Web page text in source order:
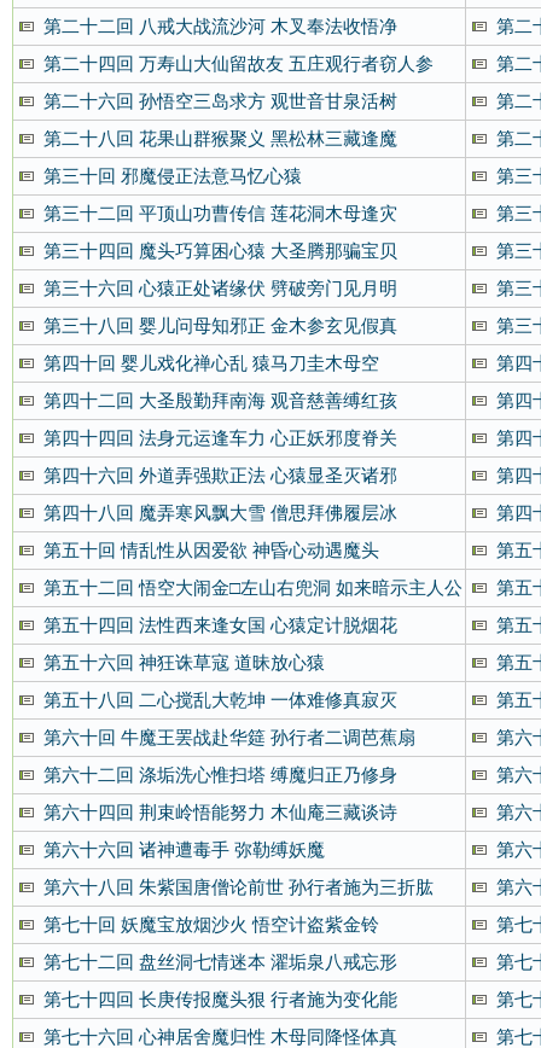
第二十二回 八戒大战流沙河 木叉奉法收悟净
第二
第二十四回 万寿山大仙留故友 五庄观行者窃人参
第二
第二十六回 孙悟空三岛求方 观世音甘泉活树
第二
第二十八回 花果山群猴聚义 黑松林三藏逢魔
第二
第三十回 邪魔侵正法意马忆心猿
第三
第三十二回 平顶山功曹传信 莲花洞木母逢灾
第三
第三十四回 魔头巧算困心猿 大圣腾那骗宝贝
第三
第三十六回 心猿正处诸缘伏 劈破旁门见月明
第三
第三十八回 婴儿问母知邪正 金木参玄见假真
第三
第四十回 婴儿戏化禅心乱 猿马刀圭木母空
第四
第四十二回 大圣殷勤拜南海 观音慈善缚红孩
第四
第四十四回 法身元运逢车力 心正妖邪度脊关
第四
第四十六回 外道弄强欺正法 心猿显圣灭诸邪
第四
第四十八回 魔弄寒风飘大雪 僧思拜佛履层冰
第四
第五十回 情乱性从因爱欲 神昏心动遇魔头
第五
第五十二回 悟空大闹金□左山右兜洞 如来暗示主人公
第五
第五十四回 法性西来逢女国 心猿定计脱烟花
第五
第五十六回 神狂诛草寇 道昧放心猿
第五
第五十八回 二心搅乱大乾坤 一体难修真寂灭
第五
第六十回 牛魔王罢战赴华筵 孙行者二调芭蕉扇
第六
第六十二回 涤垢洗心惟扫塔 缚魔归正乃修身
第六
第六十四回 荆束岭悟能努力 木仙庵三藏谈诗
第六
第六十六回 诸神遭毒手 弥勒缚妖魔
第六
第六十八回 朱紫国唐僧论前世 孙行者施为三折肱
第六
第七十回 妖魔宝放烟沙火 悟空计盗紫金铃
第七
第七十二回 盘丝洞七情迷本 濯垢泉八戒忘形
第七
第七十四回 长庚传报魔头狠 行者施为变化能
第七
第七十六回 心神居舍魔归性 木母同降怪体真
第七